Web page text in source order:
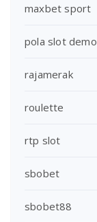
maxbet sport
pola slot demo
rajamerak
roulette
rtp slot
sbobet
sbobet88